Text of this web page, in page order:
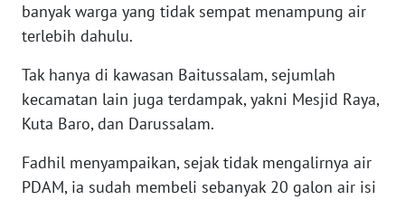
banyak warga yang tidak sempat menampung air
terlebih dahulu.
Tak hanya di kawasan Baitussalam, sejumlah
kecamatan lain juga terdampak, yakni Mesjid Raya,
Kuta Baro, dan Darussalam.
Fadhil menyampaikan, sejak tidak mengalirnya air
PDAM, ia sudah membeli sebanyak 20 galon air isi
Wahana
Regional
WN
SUMUT
WN